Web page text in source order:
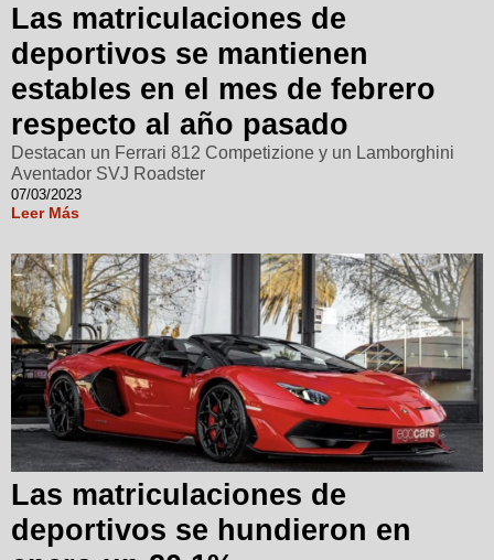
Las matriculaciones de
deportivos se mantienen
estables en el mes de febrero
respecto al año pasado
Destacan un Ferrari 812 Competizione y un Lamborghini
Aventador SVJ Roadster
07/03/2023
Leer Más
Las matriculaciones de
deportivos se hundieron en